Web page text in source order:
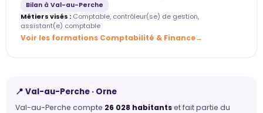
Bilan à Val-au-Perche
Métiers visés : Comptable, contrôleur(se) de gestion,
assistant(e) comptable
Voir les formations Comptabilité & Finance
📍 Val-au-Perche · Orne
Val-au-Perche compte 26 028 habitantset fait partie du